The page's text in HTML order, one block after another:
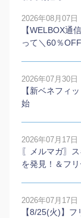
2026年08月07日
【WELBOX通
って＼60％
2026年07月30日
【新ベネフィ
始
2026年07月17日
〖メルマガ〗
を発見！＆フ
2026年07月17日
【8/25(火)】